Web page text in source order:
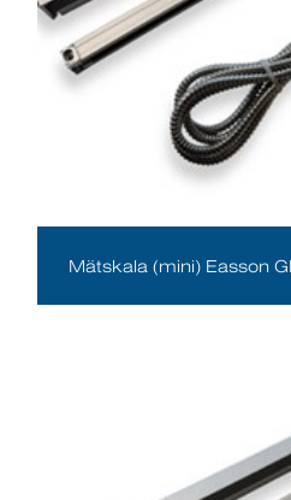
Mätskala (mini) Easson